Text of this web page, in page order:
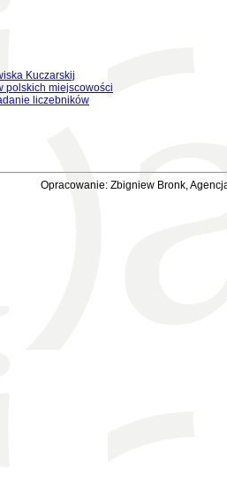
Kuczarskij
polskich miejscowości
liczebników
Opracowanie: Zbigniew Bronk,